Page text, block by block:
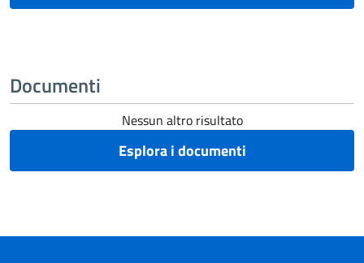
Documenti
Nessun altro risultato
Esplora i documenti